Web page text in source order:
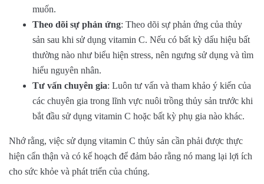
muốn.
Theo dõi sự phản ứng: Theo dõi sự phản ứng của thủy
sản sau khi sử dụng vitamin C. Nếu có bất kỳ dấu hiệu bất
thường nào như biểu hiện stress, nên ngưng sử dụng và tìm
hiểu nguyên nhân.
Tư vấn chuyên gia: Luôn tư vấn và tham khảo ý kiến của
các chuyên gia trong lĩnh vực nuôi trồng thủy sản trước khi
bắt đầu sử dụng vitamin C hoặc bất kỳ phụ gia nào khác.
Nhớ rằng, việc sử dụng vitamin C thủy sản cần phải được thực
hiện cẩn thận và có kế hoạch để đảm bảo rằng nó mang lại lợi ích
cho sức khỏe và phát triển của chúng.